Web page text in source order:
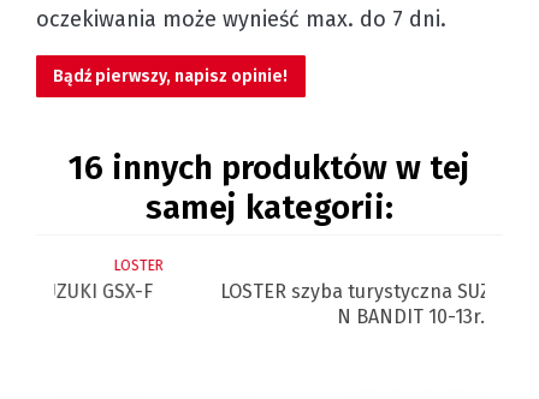
oczekiwania może wynieść max. do 7 dni.
Bądź pierwszy, napisz opinie!
16 innych produktów w tej
samej kategorii:
LOSTER szyba turystyczna SUZUKI GSF 1250
N BANDIT 10-13r.